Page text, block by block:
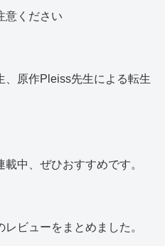
意ください
、原作Pleiss先生による転生
中、ぜひおすすめです。
ビューをまとめました。